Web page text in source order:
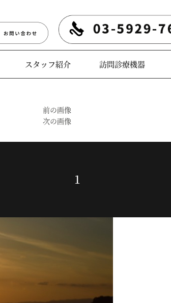
スタッフ紹介 訪問診療機器
前の画像
次の画像
1